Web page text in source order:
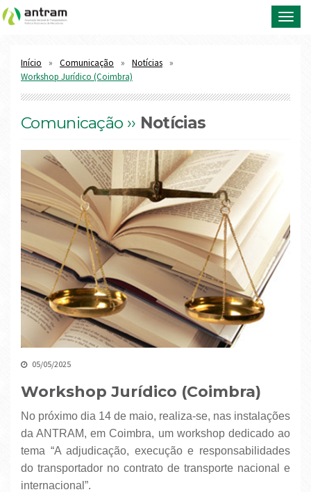
Início Comunicação
Notícias
Workshop Jurídico (Coimbra)
Comunicação ›› Notícias
05/05/2025
Workshop Jurídico (Coimbra)
No próximo dia 14 de maio, realiza-se, nas instalações
da ANTRAM, em Coimbra, um workshop dedicado ao
tema “A adjudicação, execução e responsabilidades
do transportador no contrato de transporte nacional e
internacional”.